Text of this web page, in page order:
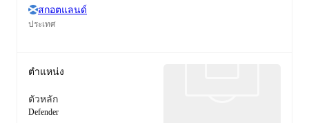
สกอตแลนด์
ประเทศ
ตำแหน่ง
ตัวหลัก
Defender